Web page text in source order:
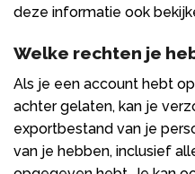
deze informatie ook
Welke rechten je
Als je een account hebt
achter gelaten, kan je
exportbestand van je
van je hebben, inclusief